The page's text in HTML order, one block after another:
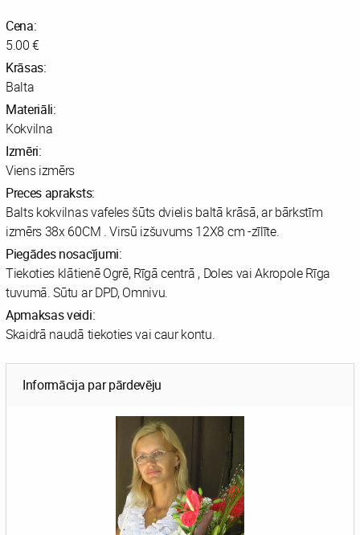
Cena:
5.00 €
Krāsas:
Balta
Materiāli:
Kokvilna
Izmēri:
Viens izmērs
Preces apraksts:
Balts kokvilnas vafeles šūts dvielis baltā krāsā, ar bārkstīm
izmērs 38x 60CM . Virsū izšuvums 12X8 cm -zīlīte.
Piegādes nosacījumi:
Tiekoties klātienē Ogrē, Rīgā centrā , Doles vai Akropole Rīga
tuvumā. Sūtu ar DPD, Omnivu.
Apmaksas veidi:
Skaidrā naudā tiekoties vai caur kontu.
Informācija par pārdevēju